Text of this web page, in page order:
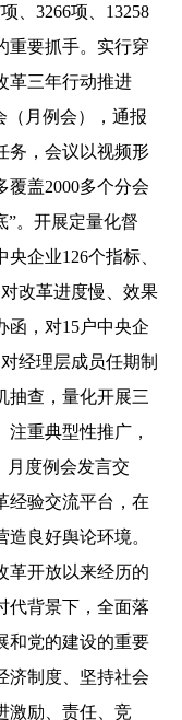
、3266项、13258
重要抓手。实行穿
革三年行动推进
（月例会），通报
务，会议以视频形
覆盖2000多个分会
”。开展定量化督
企业126个指标、
改革进度慢、效果
函，对15户中央企
经理层成员任期制
抽查，量化开展三
重典型性推广，
月度例会发言交
经验交流平台，在
良好舆论环境。
开放以来经历的
代背景下，全面落
和党的建设的重要
济制度、坚持社会
激励、责任、竞